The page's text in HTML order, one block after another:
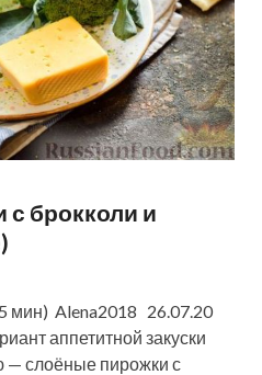
брокколи и
мин) Alena2018 26.07.20
аппетитной закуски
— слоёные пирожки с